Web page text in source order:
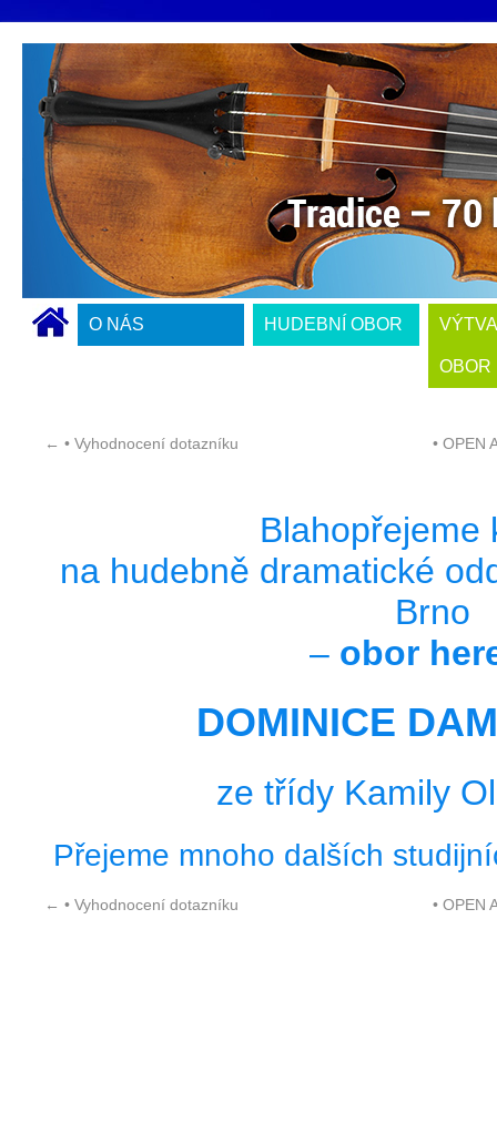
O NÁS HUDEBNÍ OBOR
OBOR
← • Vyhodnocení dotazníku • OPEN
Blahopřejeme
na hudebně dramatické
Brno
– obor
DOMINICE
ze třídy Kamily
Přejeme mnoho dalších
← • Vyhodnocení dotazníku • OPEN